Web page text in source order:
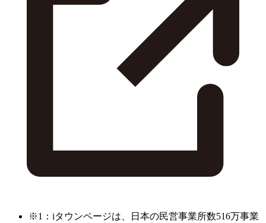
※1：iタウンページは、日本の民営事業所数516万事業